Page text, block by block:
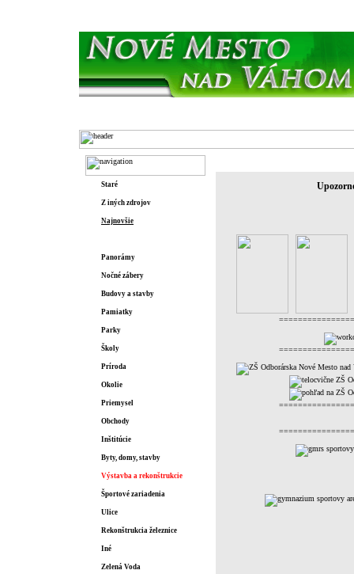
Staré
Z iných zdrojov
Najnovšie
Panorámy
Nočné zábery
Budovy a stavby
Pamiatky
Parky
Školy
Príroda
Okolie
Priemysel
Obchody
Inštitúcie
Byty, domy, stavby
Výstavba a rekonštrukcie
Športové zariadenia
Ulice
Rekonštrukcia železnice
Iné
Zelená Voda